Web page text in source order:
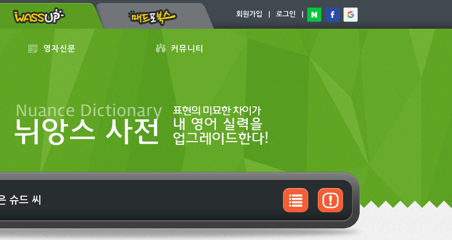
회원가입 로그인
영자신문 커뮤니티
슈드 씨